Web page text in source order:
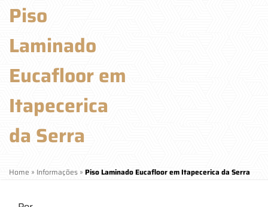
Piso
Laminado
Eucafloor em
Itapecerica
da Serra
Home » Informações » Piso Laminado Eucafloor em Itapecerica da Serra